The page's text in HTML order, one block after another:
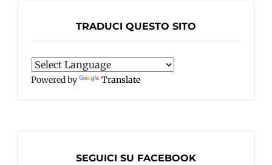
TRADUCI QUESTO SITO
Powered by Translate
SEGUICI SU FACEBOOK